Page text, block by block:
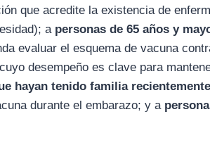
que acredite la existencia de
a personas de 65 años y
evaluar el esquema de vacuna
desempeño es clave para
hayan tenido familia recientemente
durante el embarazo; y a